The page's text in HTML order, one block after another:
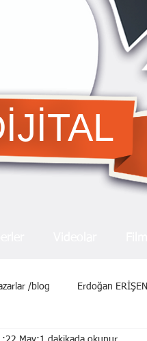
/blog Erdoğan ERİŞEN